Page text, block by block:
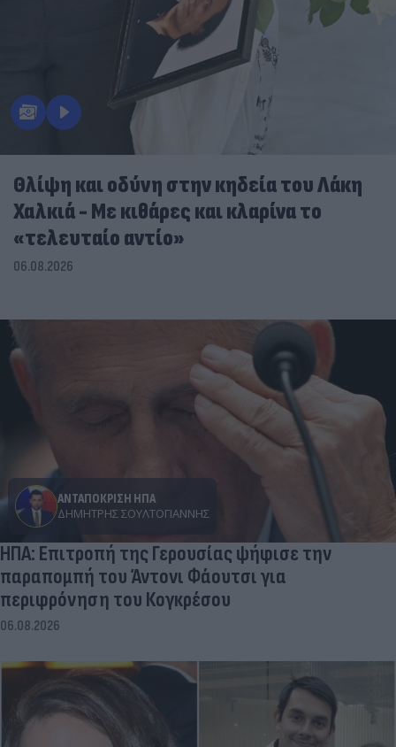
Θλίψη και οδύνη στην κηδεία του Λάκη
Χαλκιά - Με κιθάρες και κλαρίνα το
«τελευταίο αντίο»
06.08.2026
ΑΝΤΑΠΟΚΡΙΣΗ ΗΠΑ
ΔΗΜΉΤΡΗΣ ΣΟΥΛΤΟΓΙΆΝΝΗΣ
ΗΠΑ: Επιτροπή της Γερουσίας ψήφισε την
παραπομπή του Άντονι Φάουτσι για
περιφρόνηση του Κογκρέσου
06.08.2026